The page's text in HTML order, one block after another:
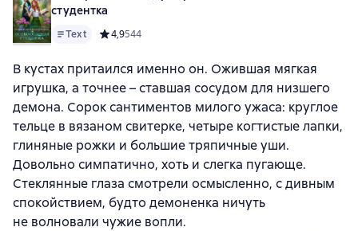
студентка
Text Средний рейтинг 4,9 на основе 544 оценок
4,9544
В кустах притаился именно он. Ожившая мягкая
игрушка, а точнее – ставшая сосудом для низшего
демона. Сорок сантиментов милого ужаса: круглое
тельце в вязаном свитерке, четыре когтистые лапки,
глиняные рожки и большие тряпичные уши.
Довольно симпатично, хоть и слегка пугающе.
Стеклянные глаза смотрели осмысленно, с дивным
спокойствием, будто демоненка ничуть
не волновали чужие вопли.